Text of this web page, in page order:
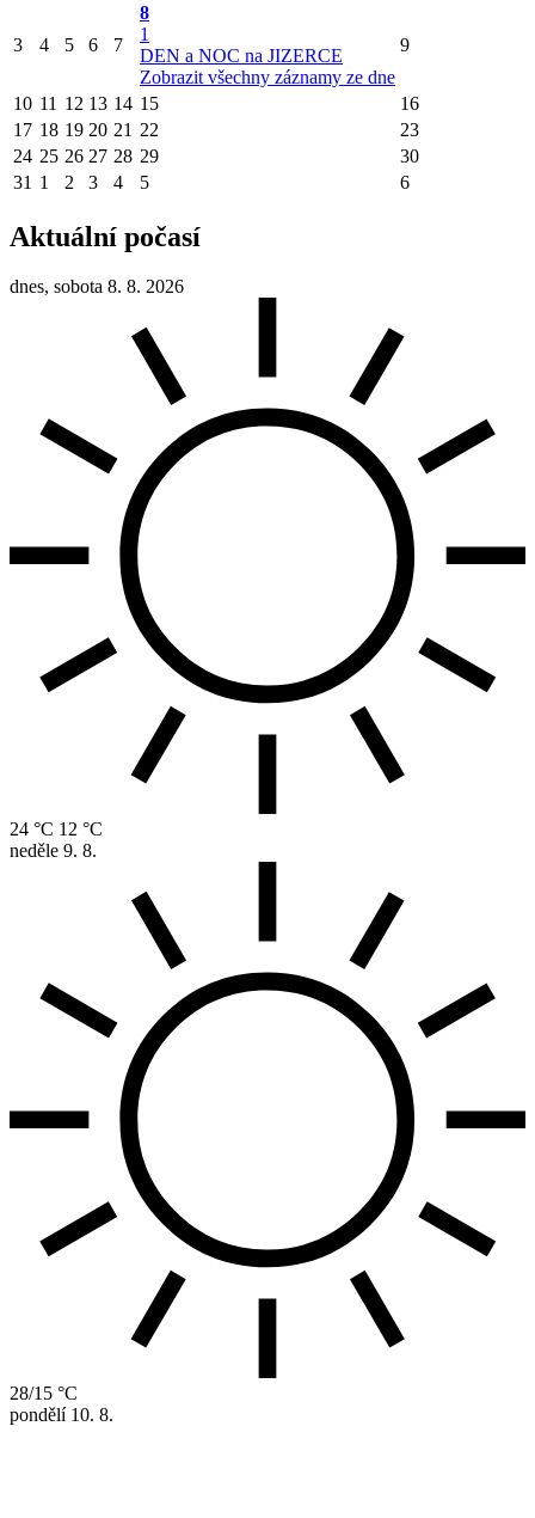
3 4 5 6 7
8
1
DEN a NOC na JIZERCE
Zobrazit všechny záznamy ze dne
9
10 11 12 13 14 15
16
17 18 19 20 21 22
23
24 25 26 27 28 29
30
31 1 2 3 4 5 6
Aktuální počasí
dnes, sobota 8. 8. 2026
24 °C 12 °C
neděle 9. 8.
28/15 °C
pondělí 10. 8.